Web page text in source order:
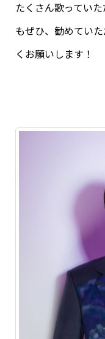
たくさん歌ってい
もぜひ、勧めてい
くお願いします！